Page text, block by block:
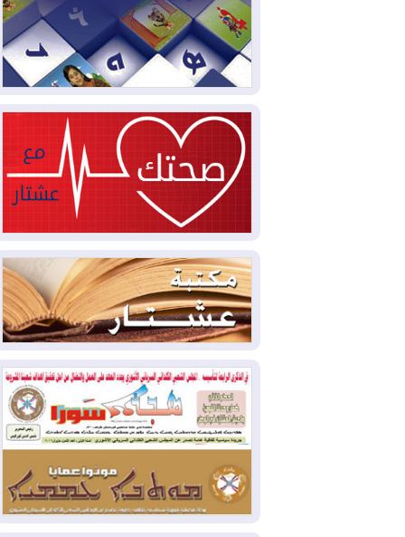
2026-08-05
لمدة عام.. بدء توريد 100
مليون قدم مكعب يومياً من غاز كورمور في
إقليم كوردستان إلى وزارة الكهرباء العراقية
2026-08-05
15كارثة بيئية ومناخية ترسم
ملامح أخطر التحديات التي تواجه العراق
اليوم
2026-08-05
حرائق فرنسا.. توقيف 402
شخص بينهم 156 قاصرا منذ بداية موسم
2026-08-04سومو: إنتاج النفط في إقليم
كوردستان انخفض إلى أقل من 10%
2026-08-04ملفات حقبة الكاظمي تعود إلى
الواجهة.. أنباء عن مراجعات قضائية
وتحقيقات أوسع في قضايا فساد
2026-08-04
بيترو يشكو تزوير الانتخابات
الرئاسية ويحذر من "حرب أهلية" في
كولومبيا
2026-08-03
رئيس إقليم كوردستان في
دمشق في زيارة رسمية